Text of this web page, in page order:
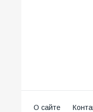
О сайте